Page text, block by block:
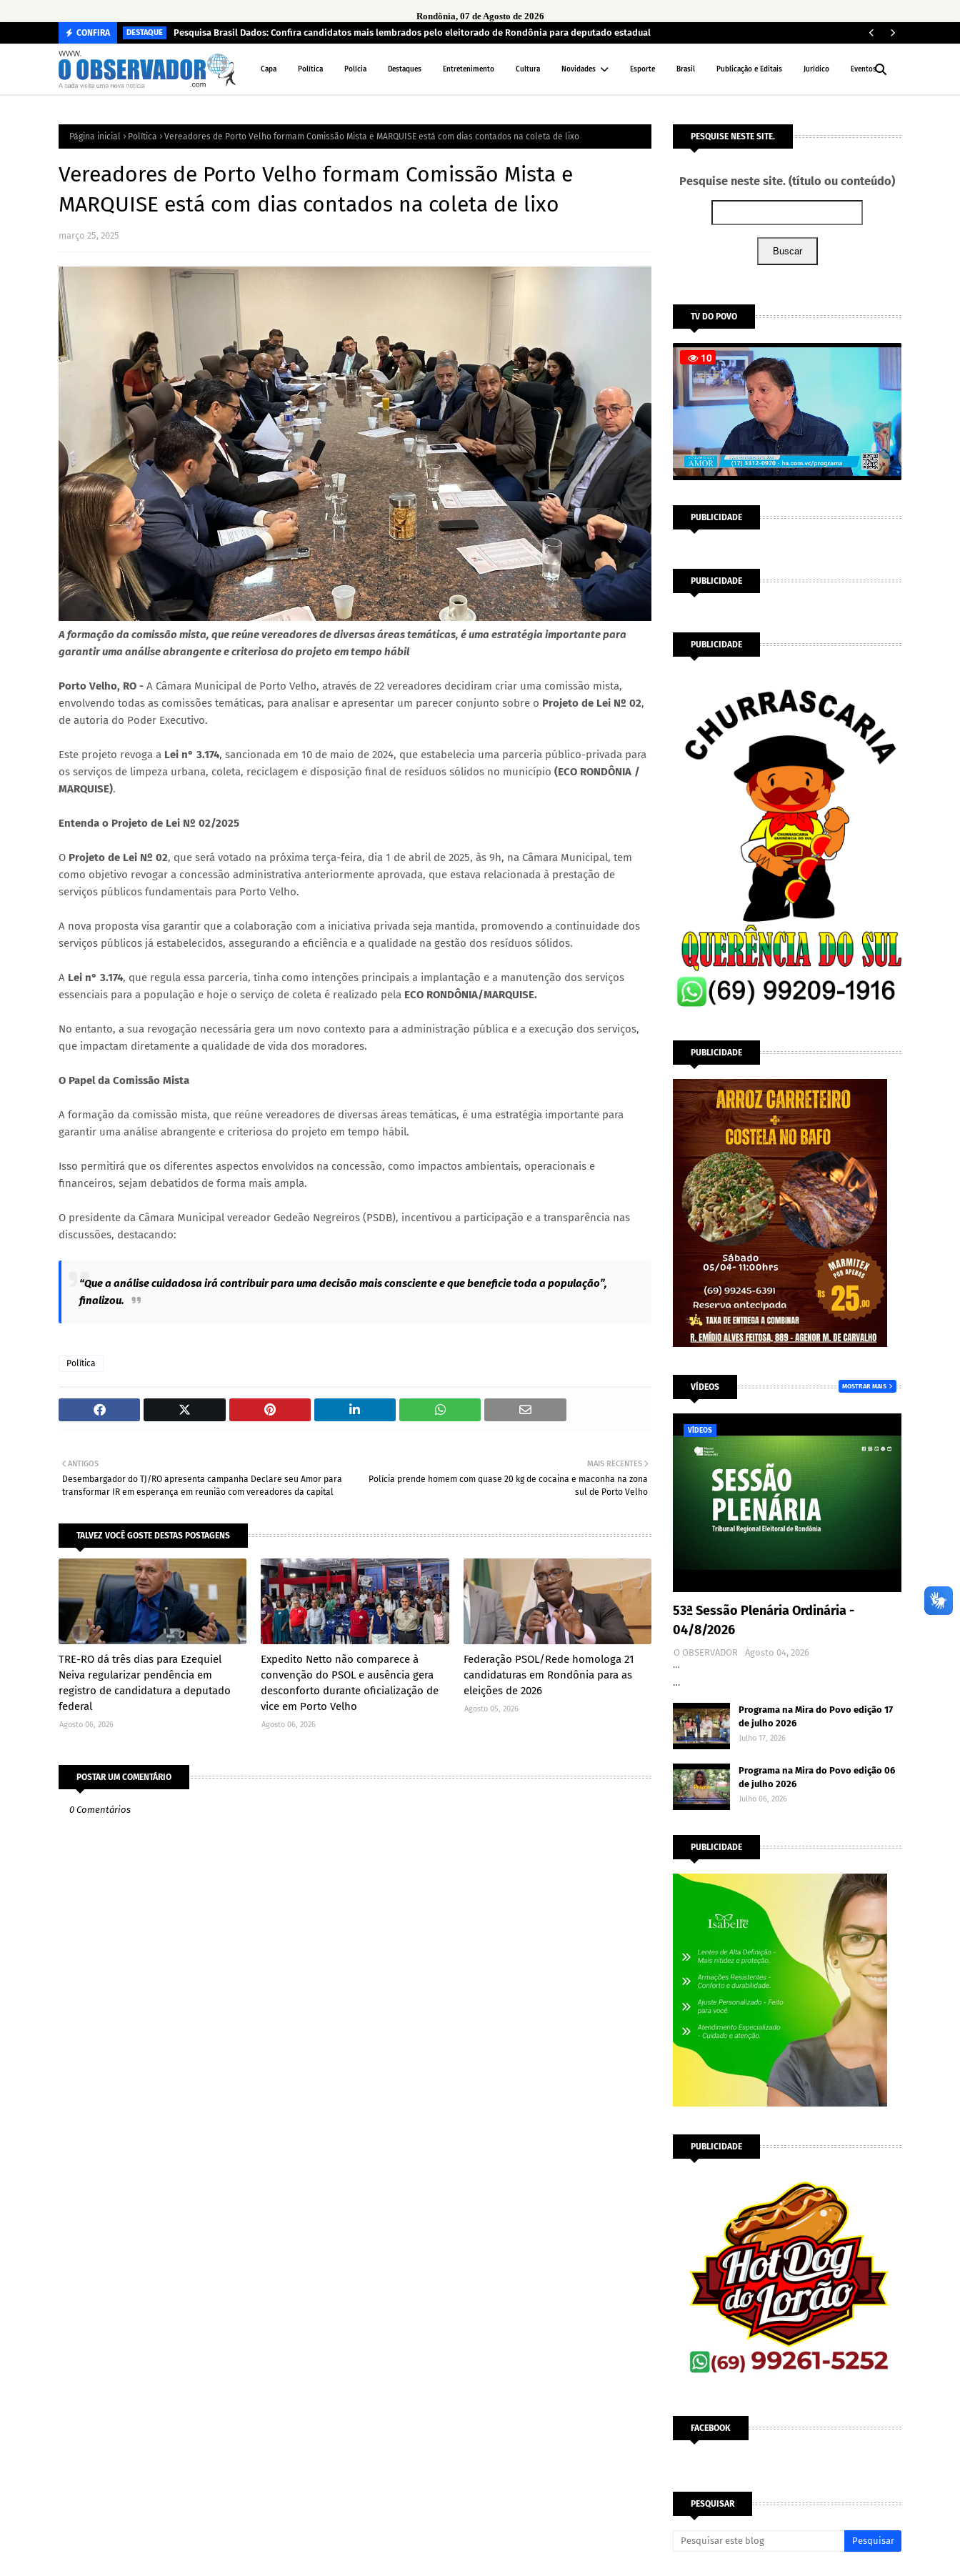
Rondônia, 07 de Agosto de 2026
CONFIRA DESTAQUE Pesquisa Brasil Dados: Confira candidatos mais lembrados pelo eleitorado de Rondônia para deputado estadual
Capa Política Polícia Destaques Entretenimento Cultura Novidades Esporte Brasil Publicação e Editais Jurídico Eventos
Página inicial Política Vereadores de Porto Velho formam Comissão Mista e MARQUISE está com dias contados na coleta de lixo
Vereadores de Porto Velho formam Comissão Mista e
MARQUISE está com dias contados na coleta de lixo
março 25, 2025
A formação da comissão mista, que reúne vereadores de diversas áreas temáticas, é uma estratégia importante para
garantir uma análise abrangente e criteriosa do projeto em tempo hábil
Porto Velho, RO - A Câmara Municipal de Porto Velho, através de 22 vereadores decidiram criar uma comissão mista,
envolvendo todas as comissões temáticas, para analisar e apresentar um parecer conjunto sobre o Projeto de Lei Nº 02,
de autoria do Poder Executivo.
Este projeto revoga a Lei n° 3.174, sancionada em 10 de maio de 2024, que estabelecia uma parceria público-privada para
os serviços de limpeza urbana, coleta, reciclagem e disposição final de resíduos sólidos no município (ECO RONDÔNIA /
MARQUISE).
Entenda o Projeto de Lei Nº 02/2025
O Projeto de Lei Nº 02, que será votado na próxima terça-feira, dia 1 de abril de 2025, às 9h, na Câmara Municipal, tem
como objetivo revogar a concessão administrativa anteriormente aprovada, que estava relacionada à prestação de
serviços públicos fundamentais para Porto Velho.
A nova proposta visa garantir que a colaboração com a iniciativa privada seja mantida, promovendo a continuidade dos
serviços públicos já estabelecidos, assegurando a eficiência e a qualidade na gestão dos resíduos sólidos.
A Lei n° 3.174, que regula essa parceria, tinha como intenções principais a implantação e a manutenção dos serviços
essenciais para a população e hoje o serviço de coleta é realizado pela ECO RONDÔNIA/MARQUISE.
No entanto, a sua revogação necessária gera um novo contexto para a administração pública e a execução dos serviços,
que impactam diretamente a qualidade de vida dos moradores.
O Papel da Comissão Mista
A formação da comissão mista, que reúne vereadores de diversas áreas temáticas, é uma estratégia importante para
garantir uma análise abrangente e criteriosa do projeto em tempo hábil.
Isso permitirá que os diferentes aspectos envolvidos na concessão, como impactos ambientais, operacionais e
financeiros, sejam debatidos de forma mais ampla.
O presidente da Câmara Municipal vereador Gedeão Negreiros (PSDB), incentivou a participação e a transparência nas
discussões, destacando:
“Que a análise cuidadosa irá contribuir para uma decisão mais consciente e que beneficie toda a população”,
finalizou.
Política
MAIS RECENTES
Polícia prende homem com quase 20 kg de cocaina e maconha na zona
sul de Porto Velho
ANTIGOS
Desembargador do TJ/RO apresenta campanha Declare seu Amor para
transformar IR em esperança em reunião com vereadores da capital
TALVEZ VOCÊ GOSTE DESTAS POSTAGENS
TRE-RO dá três dias para Ezequiel
Neiva regularizar pendência em
registro de candidatura a deputado
federal
Agosto 06, 2026
Expedito Netto não comparece à
convenção do PSOL e ausência gera
desconforto durante oficialização de
vice em Porto Velho
Agosto 06, 2026
Federação PSOL/Rede homologa 21
candidaturas em Rondônia para as
eleições de 2026
Agosto 05, 2026
POSTAR UM COMENTÁRIO
0 Comentários
PESQUISE NESTE SITE.
Pesquise neste site. (título ou conteúdo)
Buscar
TV DO POVO
PUBLICIDADE
PUBLICIDADE
PUBLICIDADE
PUBLICIDADE
VÍDEOS MOSTRAR MAIS
VÍDEOS
53ª Sessão Plenária Ordinária -
04/8/2026
O OBSERVADOR
Agosto 04, 2026
…
…
Programa na Mira do Povo edição 17
de julho 2026
Julho 17, 2026
Programa na Mira do Povo edição 06
de julho 2026
Julho 06, 2026
PUBLICIDADE
PUBLICIDADE
FACEBOOK
PESQUISAR